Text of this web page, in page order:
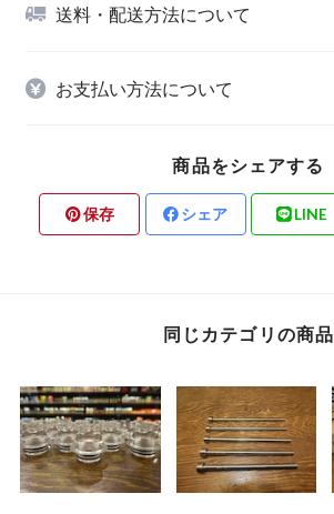
送料・配送方法について
お支払い方法について
商品をシェアする
保存 シェア LINE
同じカテゴリの商品